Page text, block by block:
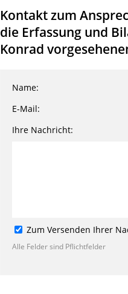
Kontakt zum
die Erfassung und
Konrad
Name:
E-Mail:
Ihre Nachricht:
Zum Versenden Ihrer
Alle Felder sind Pflichtfelder